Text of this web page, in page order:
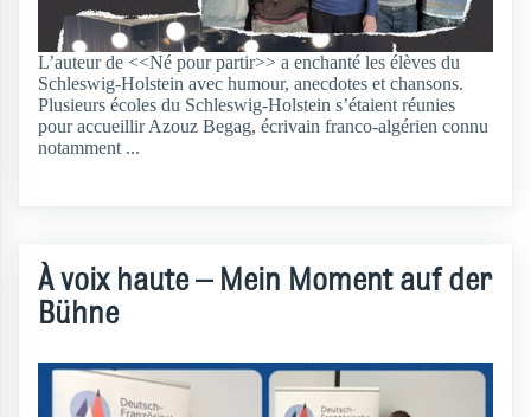
L’auteur de <<Né pour partir>> a enchanté les élèves du
Schleswig-Holstein avec humour, anecdotes et chansons.
Plusieurs écoles du Schleswig-Holstein s’étaient réunies
pour accueillir Azouz Begag, écrivain franco-algérien connu
notamment ...
À voix haute – Mein Moment auf der
Bühne